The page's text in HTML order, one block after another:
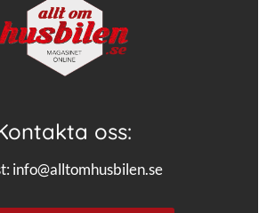
oss:
info@alltomhusbilen.se